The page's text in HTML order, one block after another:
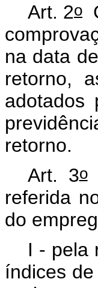
Art. 2o
na data
retorno,
adotados
retorno.
Art. 3o
referida
do
I - pela
índices